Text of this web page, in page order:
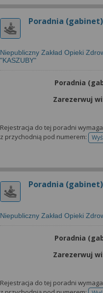
Poradnia
Niepubliczny Zakład Opieki
"KASZUBY"
Poradnia
Zarezerwuj
Rejestracja do tej poradni
z przychodnią pod numerem:
Poradnia
Niepubliczny Zakład Opieki
Poradnia
Zarezerwuj
Rejestracja do tej poradni